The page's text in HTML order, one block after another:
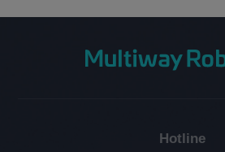
Hotline